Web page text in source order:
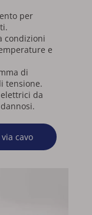
per
condizioni
e
di
tensione.
da
cavo